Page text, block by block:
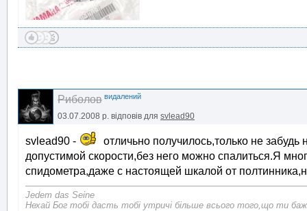
Риболов видалений
03.07.2008 р. відповів для svlead90
svlead90 -
отличьно получилось,только не
допустимой скорости,без него можно спалиться.Я
спидометра,даже с настоящей шкалой от
Jedem das Seine
Нехай Бог тобі дасть тобі утричі більше всього того,що ти